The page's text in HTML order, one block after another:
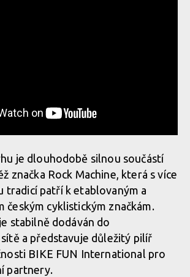
je dlouhodobě silnou součástí
značka Rock Machine, která s více
tradicí patří k etablovaným a
českým cyklistickým značkám.
stabilně dodáván do
a představuje důležitý pilíř
BIKE FUN International pro
partnery.